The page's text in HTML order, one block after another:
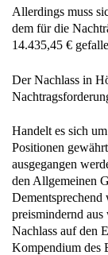
Allerdings muss
dem für die
14.435,45 €
Der Nachlass in
Handelt es sich
Positionen
ausgegangen
den Allgemeinen
preismindernd
Nachlass auf den
Kompendium des